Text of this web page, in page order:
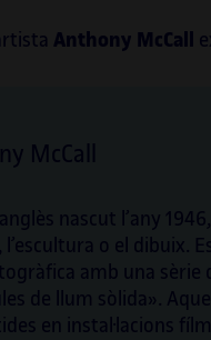
Anthony McCall
McCall
nascut l’any
l’escultura o el dibuix.
amb una sèrie
de llum sòlida».
en instal·lacions